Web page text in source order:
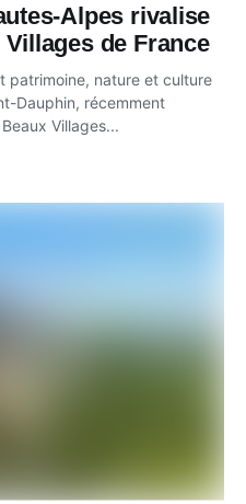
rivalise
de France
patrimoine, nature et culture
Dauphin, récemment
Villages...